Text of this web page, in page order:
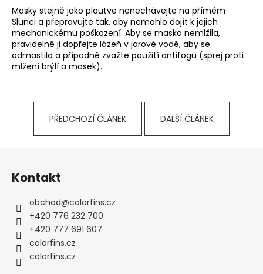
Masky stejně jako ploutve nenechávejte na přímém
Slunci a přepravujte tak, aby nemohlo dojít k jejich
mechanickému poškození. Aby se maska nemlžila,
pravidelně ji dopřejte lázeň v jarové vodě, aby se
odmastila a případně zvažte použití antifogu (sprej proti
mlžení brýlí a masek).
PŘEDCHOZÍ ČLÁNEK DALŠÍ ČLÁNEK
HLEDAT
D
č
j
m
e
BORNTOSWIM
OSUŠKA
MIKROVLÁKNO
Z
Kontakt
obchod@colorfins.cz
+420 776 232 700
+420 777 691 607
colorfins.cz
colorfins.cz